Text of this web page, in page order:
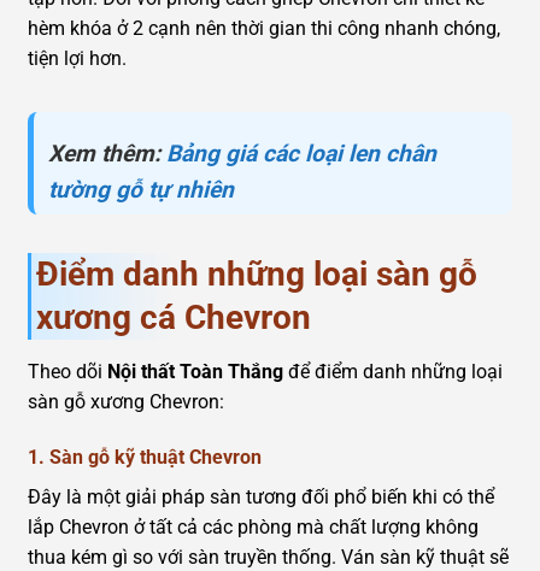
hèm khóa ở 2 cạnh nên thời gian thi công nhanh chóng,
tiện lợi hơn.
Xem thêm:Bảng giá các loại len chân
tường gỗ tự nhiên
Điểm danh những loại sàn gỗ
xương cá Chevron
Theo dõi Nội thất Toàn Thắng để điểm danh những loại
sàn gỗ xương Chevron:
1. Sàn gỗ kỹ thuật Chevron
Đây là một giải pháp sàn tương đối phổ biến khi có thể
lắp Chevron ở tất cả các phòng mà chất lượng không
thua kém gì so với sàn truyền thống. Ván sàn kỹ thuật sẽ